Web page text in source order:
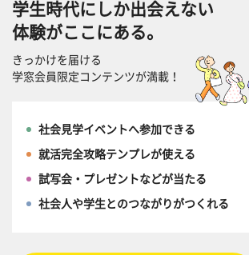
学生時代にしか出会えない
体験がここにある。
きっかけを届ける
学窓会員限定コンテンツが満載！
社会見学イベントへ参加できる
就活完全攻略テンプレが使える
試写会・プレゼントなどが当たる
社会人や学生とのつながりがつくれる